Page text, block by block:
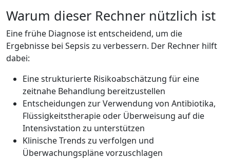
Warum dieser Rechner nützlich ist
Eine frühe Diagnose ist entscheidend, um die
Ergebnisse bei Sepsis zu verbessern. Der Rechner hilft
dabei:
Eine strukturierte Risikoabschätzung für eine
zeitnahe Behandlung bereitzustellen
Entscheidungen zur Verwendung von Antibiotika,
Flüssigkeitstherapie oder Überweisung auf die
Intensivstation zu unterstützen
Klinische Trends zu verfolgen und
Überwachungspläne vorzuschlagen